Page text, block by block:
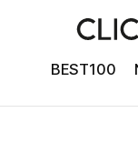
BEST100